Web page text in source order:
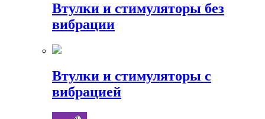
Втулки и стимуляторы без
вибрации
Втулки и стимуляторы с
вибрацией